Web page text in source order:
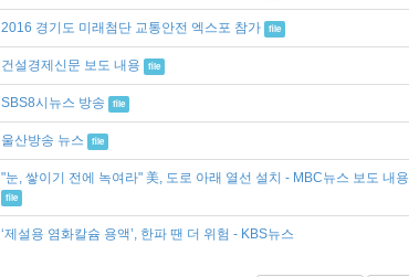
2016 경기도 미래첨단 교통안전 엑스포 참가 file
건설경제신문 보도 내용 file
SBS8시뉴스 방송 file
울산방송 뉴스 file
"눈, 쌓이기 전에 녹여라" 美, 도로 아래 열선 설치 - MBC뉴스 보도 내용
file
‘제설용 염화칼슘 용액’, 한파 땐 더 위험 - KBS뉴스